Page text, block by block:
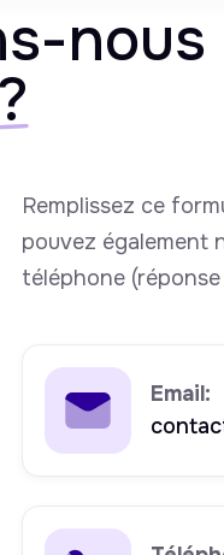
nous
Remplissez ce
pouvez également
téléphone
Email: